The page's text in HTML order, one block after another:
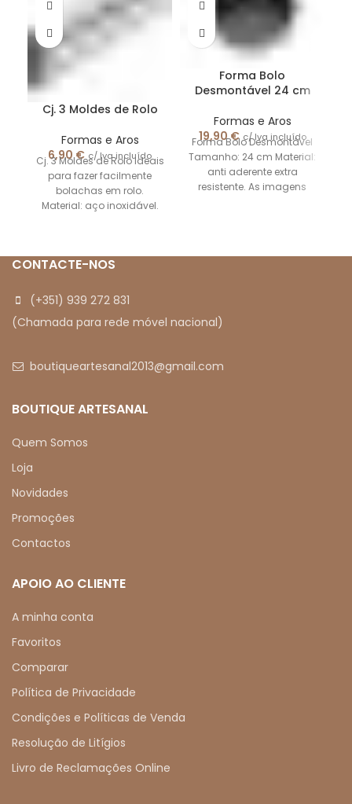
Cj. 3 Moldes de Rolo
Formas e Aros
6,90€ c/ Iva incluído
Cj. 3 Moldes de Rolo Ideais
para fazer facilmente
bolachas em rolo.
Material: aço inoxidável.
Forma Bolo
Desmontável 24 cm
Formas e Aros
19,90€ c/ Iva incluído
Forma Bolo Desmontável
Tamanho: 24 cm Material:
anti aderente extra
resistente. As imagens
CONTACTE-NOS
(+351) 939 272 831
(Chamada para rede móvel nacional)
boutiqueartesanal2013@gmail.com
BOUTIQUE ARTESANAL
Quem Somos
Loja
Novidades
Promoções
Contactos
APOIO AO CLIENTE
A minha conta
Favoritos
Comparar
Política de Privacidade
Condições e Políticas de Venda
Resolução de Litígios
Livro de Reclamações Online